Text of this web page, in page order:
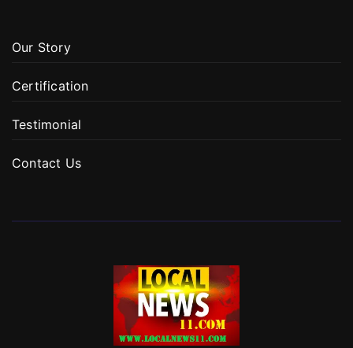
Our Story
Certification
Testimonial
Contact Us